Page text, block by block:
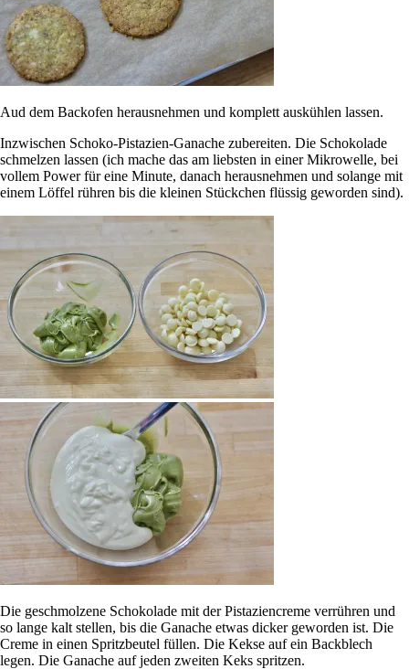
Aud dem Backofen herausnehmen und komplett auskühlen lassen.
Inzwischen Schoko-Pistazien-Ganache zubereiten. Die Schokolade
schmelzen lassen (ich mache das am liebsten in einer Mikrowelle, bei
vollem Power für eine Minute, danach herausnehmen und solange mit
einem Löffel rühren bis die kleinen Stückchen flüssig geworden sind).
Die geschmolzene Schokolade mit der Pistaziencreme verrühren und
so lange kalt stellen, bis die Ganache etwas dicker geworden ist. Die
Creme in einen Spritzbeutel füllen. Die Kekse auf ein Backblech
legen. Die Ganache auf jeden zweiten Keks spritzen.